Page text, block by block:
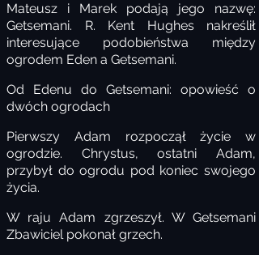
Mateusz i Marek podają jego nazwę:
Getsemani. R. Kent Hughes nakreślił
interesujące podobieństwa między
ogrodem Eden a Getsemani.
Od Edenu do Getsemani: opowieść o
dwóch ogrodach
Pierwszy Adam rozpoczął życie w
ogrodzie. Chrystus, ostatni Adam,
przybył do ogrodu pod koniec swojego
życia.
W raju Adam zgrzeszył. W Getsemani
Zbawiciel pokonał grzech.